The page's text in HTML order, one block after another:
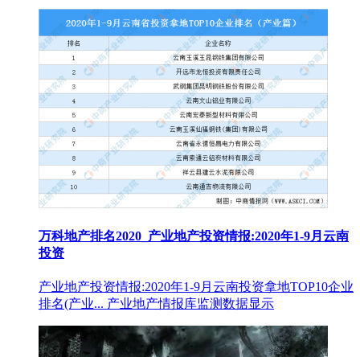
万科地产排名2020_产业地产投资情报:2020年1-9月云南
投资
产业地产投资情报:2020年1-9月云南投资拿地TOP10企业
排名(产业... 产业地产情报库监测数据显示